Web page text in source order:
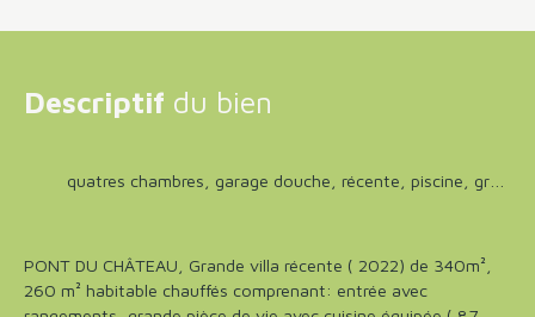
Descriptif du bien
PONT DU CHÂTEAU, Grande villa récente ( 2022) de 340m²,
260 m² habitable chauffés comprenant: entrée avec